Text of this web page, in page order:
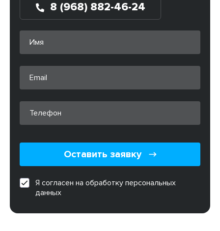
8 (968) 882-46-24
Оставить заявку
Я согласен на обработку персональных
данных